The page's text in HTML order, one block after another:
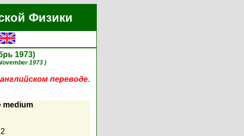
Физики
1973)
1973 )
переводе.
medium